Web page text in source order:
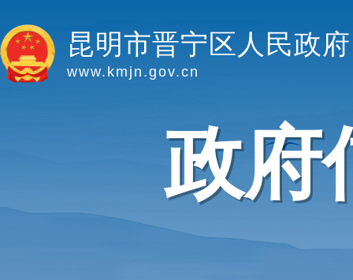
昆明市晋宁区人民政府
www.kmjn.gov.cn
政府